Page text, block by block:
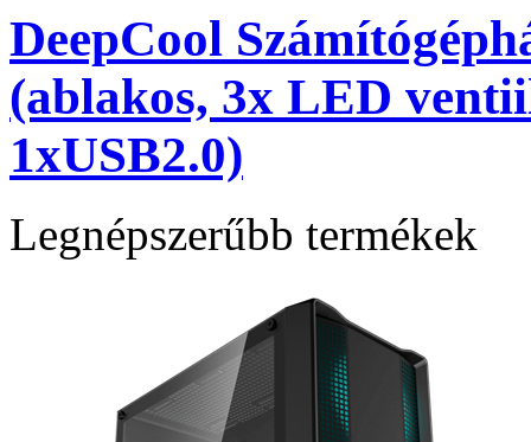
DeepCool
(ablakos, 3x LED
1xUSB2.0)
Legnépszerűbb termékek